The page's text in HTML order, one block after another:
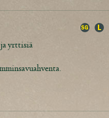
ja yrttisiä